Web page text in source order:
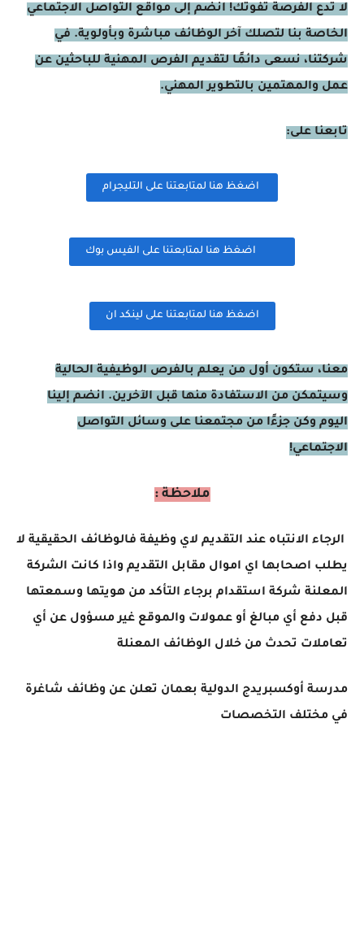
لا تدع الفرصة تفوتك! انضم إلى مواقع التواصل الاجتماعي
الخاصة بنا لتصلك آخر الوظائف مباشرة وبأولوية. في
شركتنا، نسعى دائمًا لتقديم الفرص المهنية للباحثين عن
عمل والمهتمين بالتطوير المهني.
تابعنا على:
اضغظ هنا لمتابعتنا على التليجرام
اضغظ هنا لمتابعتنا على الفيس بوك
اضغظ هنا لمتابعتنا على لينكد ان
معنا، ستكون أول من يعلم بالفرص الوظيفية الحالية
وسيتمكن من الاستفادة منها قبل الآخرين. انضم إلينا
اليوم وكن جزءًا من مجتمعنا على وسائل التواصل
الاجتماعي!
ملاحظة :
الرجاء الانتباه عند التقديم لاي وظيفة فالوظائف الحقيقية لا
يطلب اصحابها اي اموال مقابل التقديم واذا كانت الشركة
المعلنة شركة استقدام برجاء التأكد من هويتها وسمعتها
قبل دفع أي مبالغ أو عمولات والموقع غير مسؤول عن أي
تعاملات تحدث من خلال الوظائف المعنلة
مدرسة أوكسبريدج الدولية بعمان تعلن عن وظائف شاغرة
في مختلف التخصصات